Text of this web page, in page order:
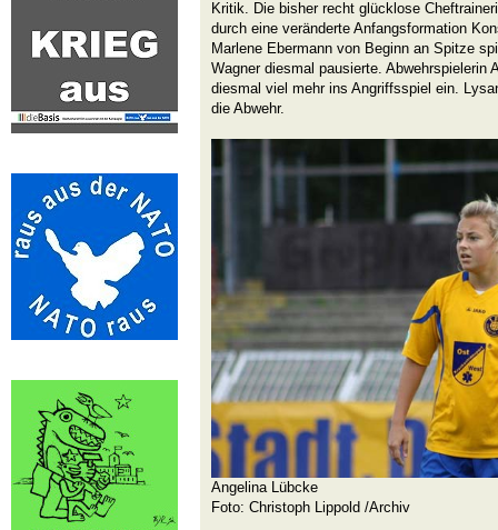
Kritik. Die bisher recht glücklose
durch eine veränderte Anfangsformation
Marlene Ebermann von Beginn an Spitze
Wagner diesmal pausierte. Abwehrspielerin
diesmal viel mehr ins Angriffsspiel ein.
die Abwehr.
Angelina Lübcke
Foto: Christoph Lippold /Archiv